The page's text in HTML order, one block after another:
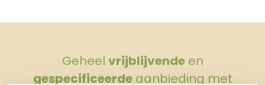
Geheel vrijblijvendeen
gespecificeerdeaanbieding met